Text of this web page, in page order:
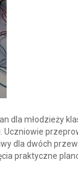
dla młodzieży
Uczniowie
dla dwóch
praktyczne